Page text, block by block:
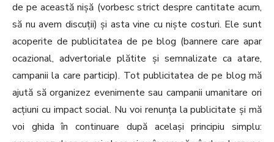
de pe această nișă (vorbesc strict despre cantitate acum,
să nu avem discuții) și asta vine cu niște costuri. Ele sunt
acoperite de publicitatea de pe blog (bannere care apar
ocazional, advertoriale plătite și semnalizate ca atare,
campanii la care particip). Tot publicitatea de pe blog mă
ajută să organizez evenimente sau campanii umanitare ori
acțiuni cu impact social. Nu voi renunța la publicitate și mă
voi ghida în continuare după același principiu simplu: